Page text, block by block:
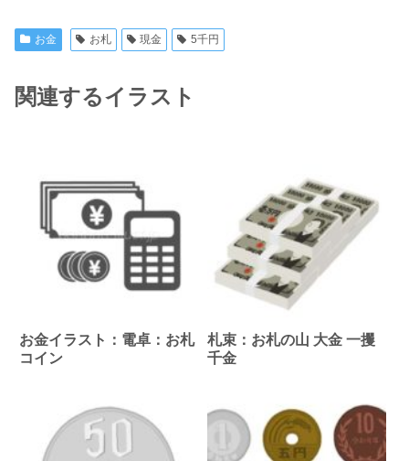
お金 お札 現金 5千円
関連するイラスト
お金イラスト：電卓：お札
コイン
札束：お札の山 大金 一攫
千金